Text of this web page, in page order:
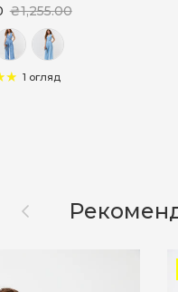
₴1,255.00
1 огляд
Назад